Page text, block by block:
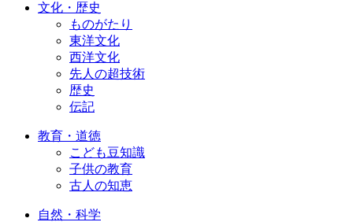
文化・歴史
ものがたり
東洋文化
西洋文化
先人の超技術
歴史
伝記
教育・道徳
こども豆知識
子供の教育
古人の知恵
自然・科学